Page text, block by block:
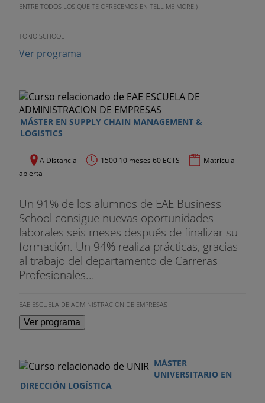
GESTIÓN
Entender y utilizar la información económico-
directivas. Habilidades sociales para la gestión.
Habilidades directivas para la gestión. Gestión
eficaz del tiempo. Cultura organizacional. Gestión
del cambio.
GESTIÓN ADMINISTRATIVA COMERCIO
INTERNACIONAL
Organismos e instituciones relacionadas con el
comercio internacional. Organización del sistema
de información aplicado al comercio internacional.
Barrera al comercio internacional. Caracterización
de los procedimientos administrativos de las
operaciones de importación/exportación y de
documentación de las operaciones de
importación/exportación e introducción/expedición
PROYECTO FINAL
PROFESORES DEL CURSO
ENTRE TODOS LOS QUE TE OFRECEMOS EN TELL ME MORE!)
TOKIO SCHOOL
Ver programa
MÁSTER EN SUPPLY CHAIN MANAGEMENT &
LOGISTICS
A Distancia 1500 10 meses 60 ECTS
Matrícula
abierta
Un 91% de los alumnos de EAE Business
School consigue nuevas oportunidades
laborales seis meses después de finalizar su
formación. Un 94% realiza prácticas, gracias
al trabajo del departamento de Carreras
Profesionales...
EAE ESCUELA DE ADMINISTRACION DE EMPRESAS
Ver programa
MÁSTER
UNIVERSITARIO EN
DIRECCIÓN LOGÍSTICA